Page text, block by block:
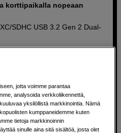
korttipaikalla nopeaan
SDHC USB 3.2 Gen 2 Dual-
ja SD-korteille
ammattikäyttöön
jotta voimme parantaa
analysoida verkkoliikennettä,
yksilöllistä markkinointia. Nämä
kumppaneidemme kuten
tietoja markkinoinnin
sinulle aina sitä sisältöä, josta olet